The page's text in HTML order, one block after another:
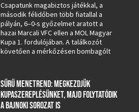
Csapatunk magabiztos játékkal, a
második félidőben több fiatallal a
pályán, 6–0-s győzelmet aratott a
hazai Marcali VFC ellen a MOL Magyar
Kupa 1. fordulójában. A találkozót
követően a mérkőzésen bombagólt
SŰRŰ MENETREND: MEGKEZDJÜK
KUPASZEREPLÉSÜNKET, MAJD FOLYTATÓDIK
A BAJNOKI SOROZAT IS